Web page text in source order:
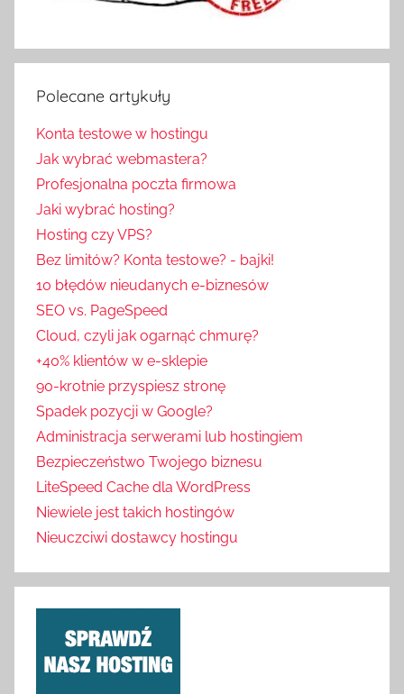
Polecane artykuły
Konta testowe w hostingu
Jak wybrać webmastera?
Profesjonalna poczta firmowa
Jaki wybrać hosting?
Hosting czy VPS?
Bez limitów? Konta testowe? - bajki!
10 błędów nieudanych e-biznesów
SEO vs. PageSpeed
Cloud, czyli jak ogarnąć chmurę?
+40% klientów w e-sklepie
90-krotnie przyspiesz stronę
Spadek pozycji w Google?
Administracja serwerami lub hostingiem
Bezpieczeństwo Twojego biznesu
LiteSpeed Cache dla WordPress
Niewiele jest takich hostingów
Nieuczciwi dostawcy hostingu